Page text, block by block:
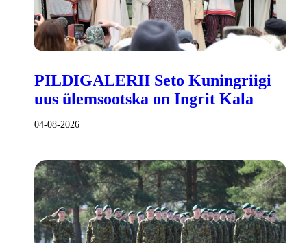
PILDIGALERII Seto Kuningriigi
uus ülemsootska on Ingrit Kala
04-08-2026